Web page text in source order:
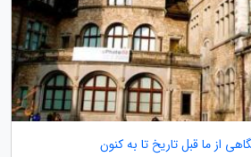
از ما قبل تاریخ تا به کنون